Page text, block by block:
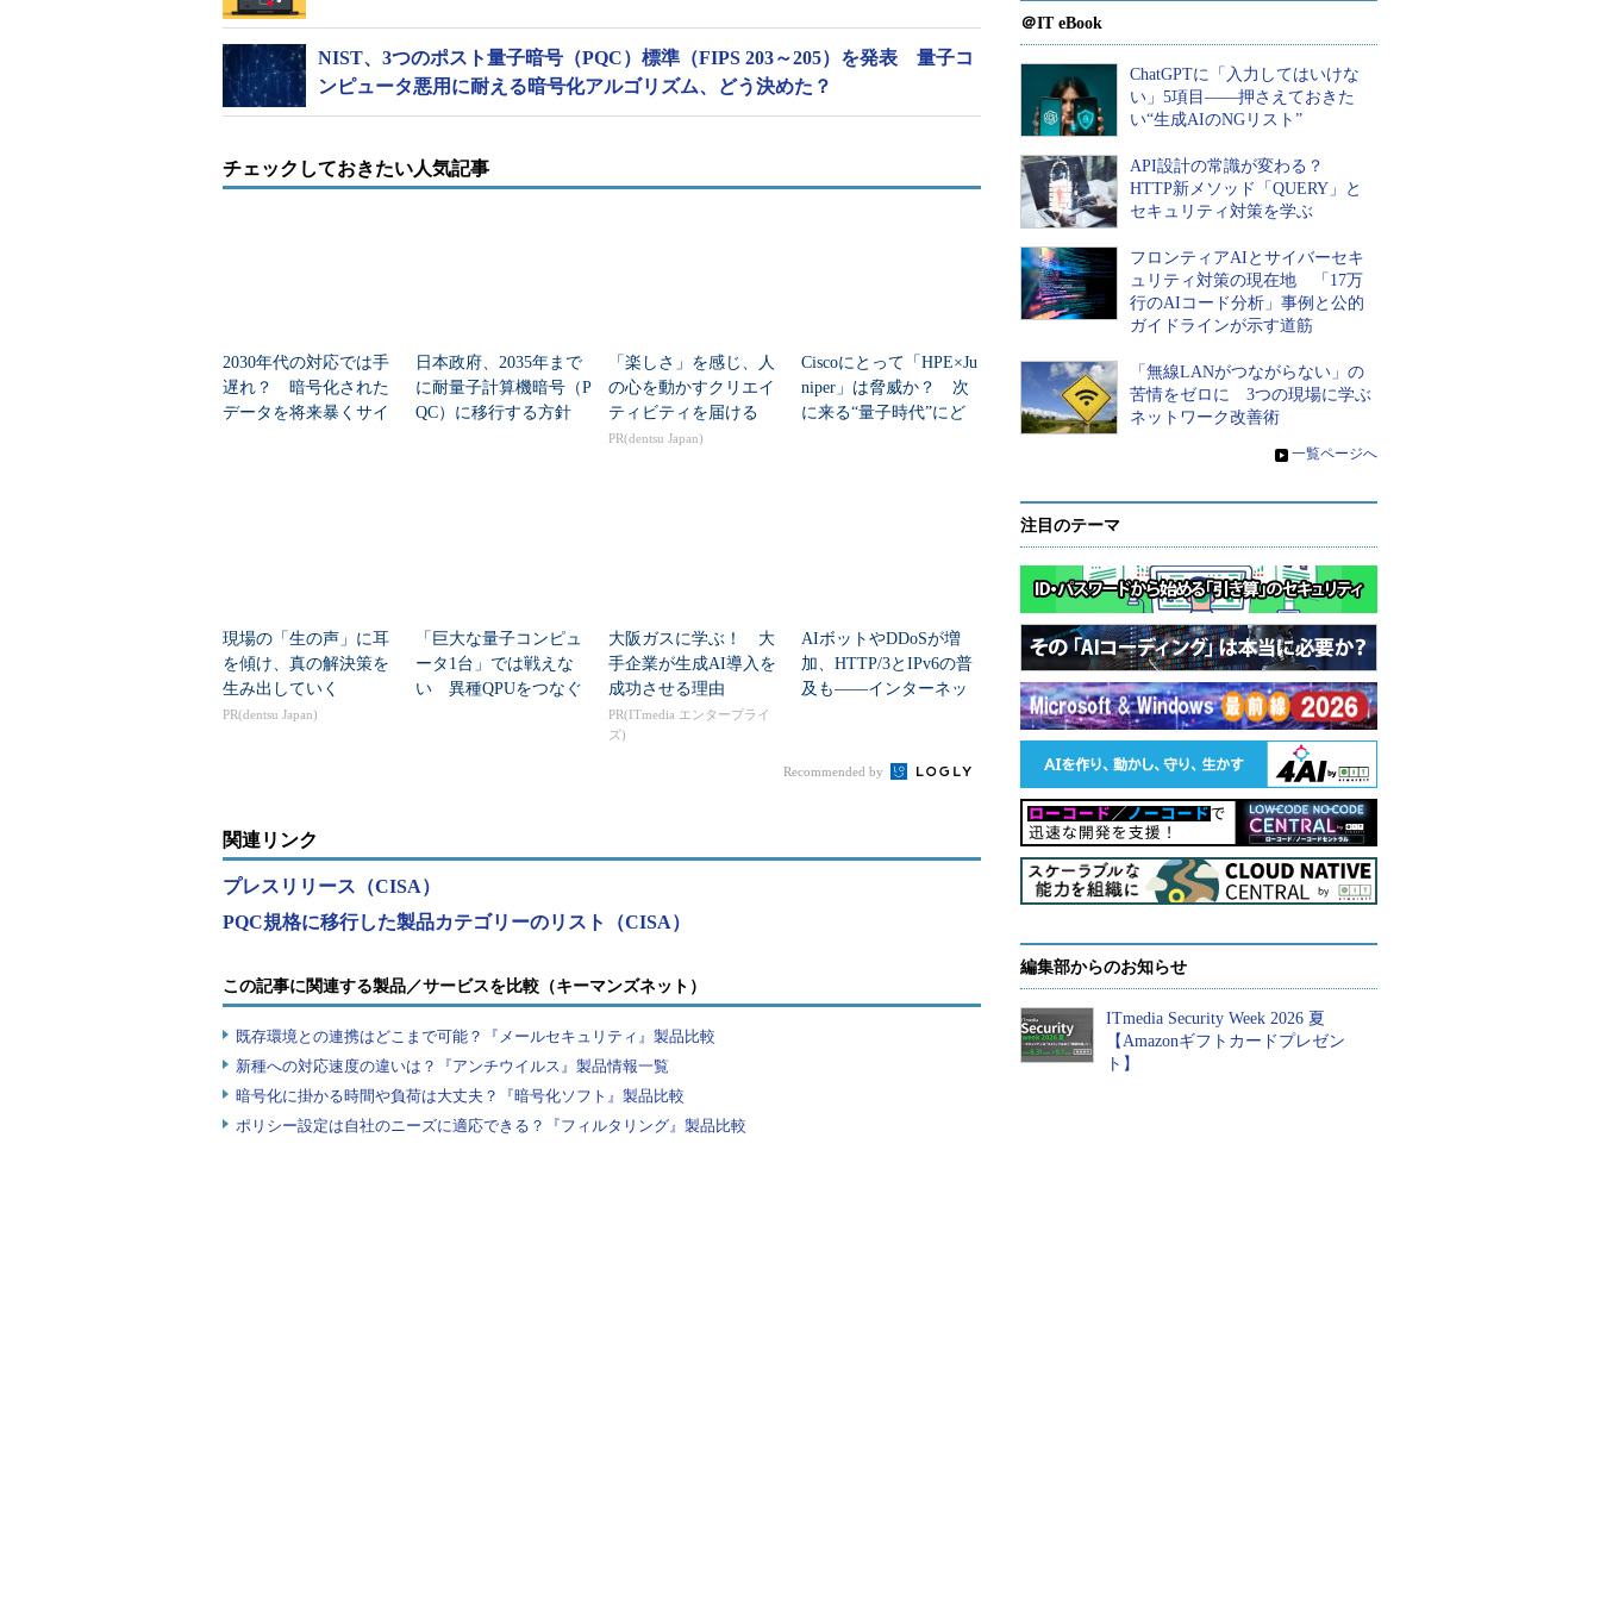
NIST、3つのポスト量子暗号（PQC）標準（FIPS 203～205）を発表 量子コ
ンピュータ悪用に耐える暗号化アルゴリズム、どう決めた？
チェックしておきたい人気記事
2030年代の対応では手
遅れ？ 暗号化された
データを将来暴くサイ
日本政府、2035年まで
に耐量子計算機暗号（P
QC）に移行する方針
「楽しさ」を感じ、人
の心を動かすクリエイ
ティビティを届ける
PR(dentsu Japan)
Ciscoにとって「HPE×Ju
niper」は脅威か？ 次
に来る“量子時代”にど
現場の「生の声」に耳
を傾け、真の解決策を
生み出していく
PR(dentsu Japan)
「巨大な量子コンピュ
ータ1台」では戦えな
い 異種QPUをつなぐ
大阪ガスに学ぶ！ 大
手企業が生成AI導入を
成功させる理由
PR(ITmedia エンタープライ
ズ)
AIボットやDDoSが増
加、HTTP/3とIPv6の普
及も――インターネッ
Recommended by
関連リンク
プレスリリース（CISA）
PQC規格に移行した製品カテゴリーのリスト（CISA）
この記事に関連する製品／サービスを比較（キーマンズネット）
既存環境との連携はどこまで可能？『メールセキュリティ』製品比較
新種への対応速度の違いは？『アンチウイルス』製品情報一覧
暗号化に掛かる時間や負荷は大丈夫？『暗号化ソフト』製品比較
ポリシー設定は自社のニーズに適応できる？『フィルタリング』製品比較
＠IT eBook
ChatGPTに「入力してはいけな
い」5項目――押さえておきた
い“生成AIのNGリスト”
API設計の常識が変わる？
HTTP新メソッド「QUERY」と
セキュリティ対策を学ぶ
フロンティアAIとサイバーセキ
ュリティ対策の現在地 「17万
行のAIコード分析」事例と公的
ガイドラインが示す道筋
「無線LANがつながらない」の
苦情をゼロに 3つの現場に学ぶ
ネットワーク改善術
» 一覧ページへ
注目のテーマ
編集部からのお知らせ
ITmedia Security Week 2026 夏
【Amazonギフトカードプレゼン
ト】